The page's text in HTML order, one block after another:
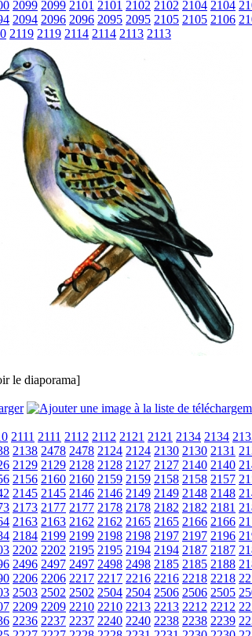
2099 2099 2101 2101 2102 2102 2104 2104
2094 2096 2096 2095 2095 2105 2105 2106
2119 2119 2114 2114 2113 2113
le diaporama]
2111 2111 2112 2112 2121 2121 2134 2134
2138 2478 2478 2124 2124 2130 2130 2131
2129 2129 2128 2128 2127 2127 2140 2140
2156 2160 2160 2159 2159 2158 2158 2157
2145 2145 2146 2146 2149 2149 2148 2148
2173 2177 2177 2178 2178 2182 2182 2181
2163 2163 2162 2162 2165 2165 2166 2166
2184 2199 2199 2198 2198 2197 2197 2196
2202 2202 2195 2195 2194 2194 2187 2187
2496 2497 2497 2498 2498 2185 2185 2188
2206 2206 2217 2217 2216 2216 2218 2218
2503 2502 2502 2504 2504 2506 2506 2505
2209 2209 2210 2210 2213 2213 2212 2212
2236 2237 2237 2240 2240 2238 2238 2239